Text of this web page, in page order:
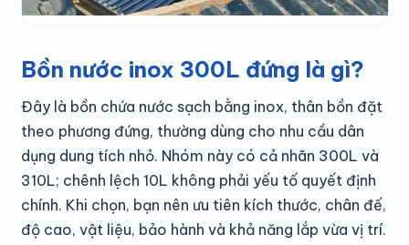
Bồn nước inox 300L đứng là gì?
Đây là bồn chứa nước sạch bằng inox, thân bồn đặt
theo phương đứng, thường dùng cho nhu cầu dân
dụng dung tích nhỏ. Nhóm này có cả nhãn 300L và
310L; chênh lệch 10L không phải yếu tố quyết định
chính. Khi chọn, bạn nên ưu tiên kích thước, chân đế,
độ cao, vật liệu, bảo hành và khả năng lắp vừa vị trí.